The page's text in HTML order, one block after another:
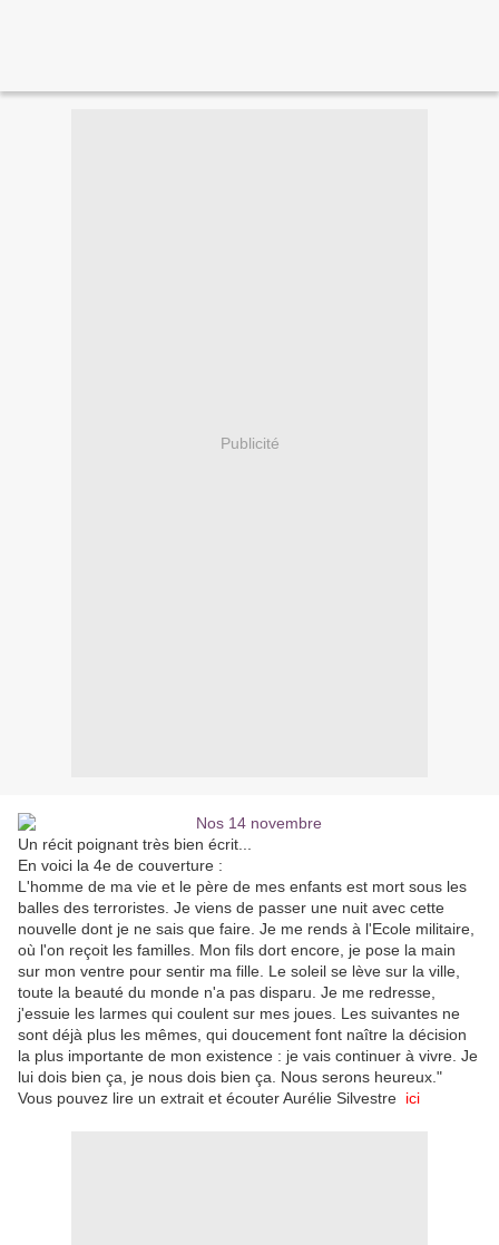
Publicité
Un récit poignant très bien écrit...
En voici la 4e de couverture :
L'homme de ma vie et le père de mes enfants est mort sous les
balles des terroristes. Je viens de passer une nuit avec cette
nouvelle dont je ne sais que faire. Je me rends à l'Ecole militaire,
où l'on reçoit les familles. Mon fils dort encore, je pose la main
sur mon ventre pour sentir ma fille. Le soleil se lève sur la ville,
toute la beauté du monde n'a pas disparu. Je me redresse,
j'essuie les larmes qui coulent sur mes joues. Les suivantes ne
sont déjà plus les mêmes, qui doucement font naître la décision
la plus importante de mon existence : je vais continuer à vivre. Je
lui dois bien ça, je nous dois bien ça. Nous serons heureux."
Vous pouvez lire un extrait et écouter Aurélie Silvestre ici